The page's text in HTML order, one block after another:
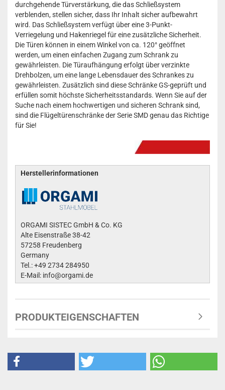
durchgehende Türverstärkung, die das Schließsystem
verblenden, stellen sicher, dass Ihr Inhalt sicher aufbewahrt
wird. Das Schließsystem verfügt über eine 3-Punkt-
Verriegelung und Hakenriegel für eine zusätzliche Sicherheit.
Die Türen können in einem Winkel von ca. 120° geöffnet
werden, um einen einfachen Zugang zum Schrank zu
gewährleisten. Die Türaufhängung erfolgt über verzinkte
Drehbolzen, um eine lange Lebensdauer des Schrankes zu
gewährleisten. Zusätzlich sind diese Schränke GS-geprüft und
erfüllen somit höchste Sicherheitsstandards. Wenn Sie auf der
Suche nach einem hochwertigen und sicheren Schrank sind,
sind die Flügeltürenschränke der Serie SMD genau das Richtige
für Sie!
Herstellerinformationen
ORGAMI SISTEC GmbH & Co. KG
Alte Eisenstraße 38-42
57258 Freudenberg
Germany
Tel.: +49 2734 284950
E-Mail: info@orgami.de
PRODUKTEIGENSCHAFTEN